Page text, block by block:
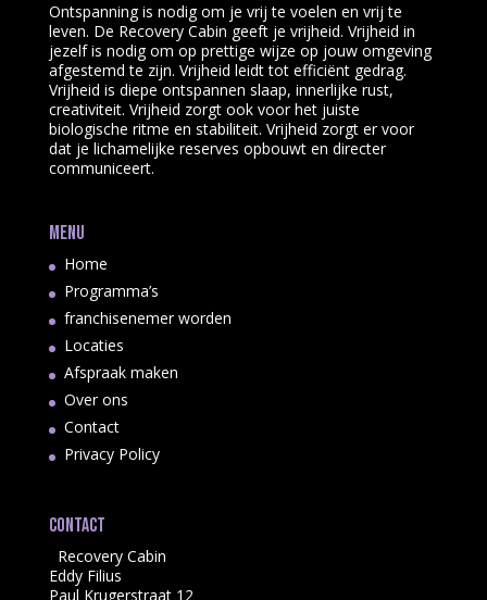
Ontspanning is nodig om je vrij te voelen en vrij te
leven. De Recovery Cabin geeft je vrijheid. Vrijheid in
jezelf is nodig om op prettige wijze op jouw omgeving
afgestemd te zijn. Vrijheid leidt tot efficiënt gedrag.
Vrijheid is diepe ontspannen slaap, innerlijke rust,
creativiteit. Vrijheid zorgt ook voor het juiste
biologische ritme en stabiliteit. Vrijheid zorgt er voor
dat je lichamelijke reserves opbouwt en directer
communiceert.
Menu
Home
Programma’s
franchisenemer worden
Locaties
Afspraak maken
Over ons
Contact
Privacy Policy
Contact
Recovery Cabin
Eddy Filius
Paul Krugerstraat 12